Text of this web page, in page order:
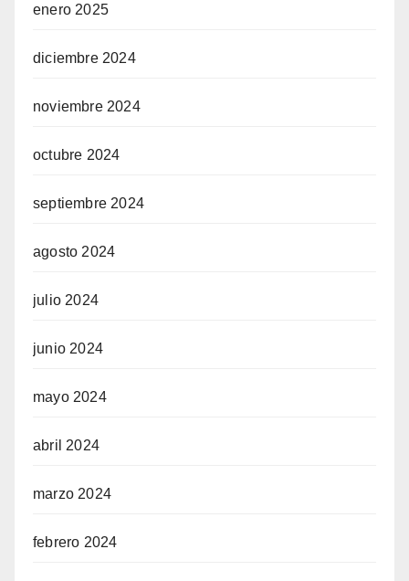
enero 2025
diciembre 2024
noviembre 2024
octubre 2024
septiembre 2024
agosto 2024
julio 2024
junio 2024
mayo 2024
abril 2024
marzo 2024
febrero 2024